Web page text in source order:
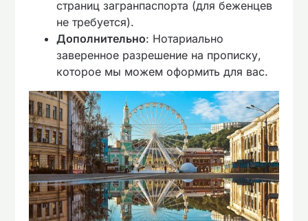
страниц загранпаспорта (для беженцев
не требуется).
Дополнительно: Нотариально
заверенное разрешение на прописку,
которое мы можем оформить для вас.